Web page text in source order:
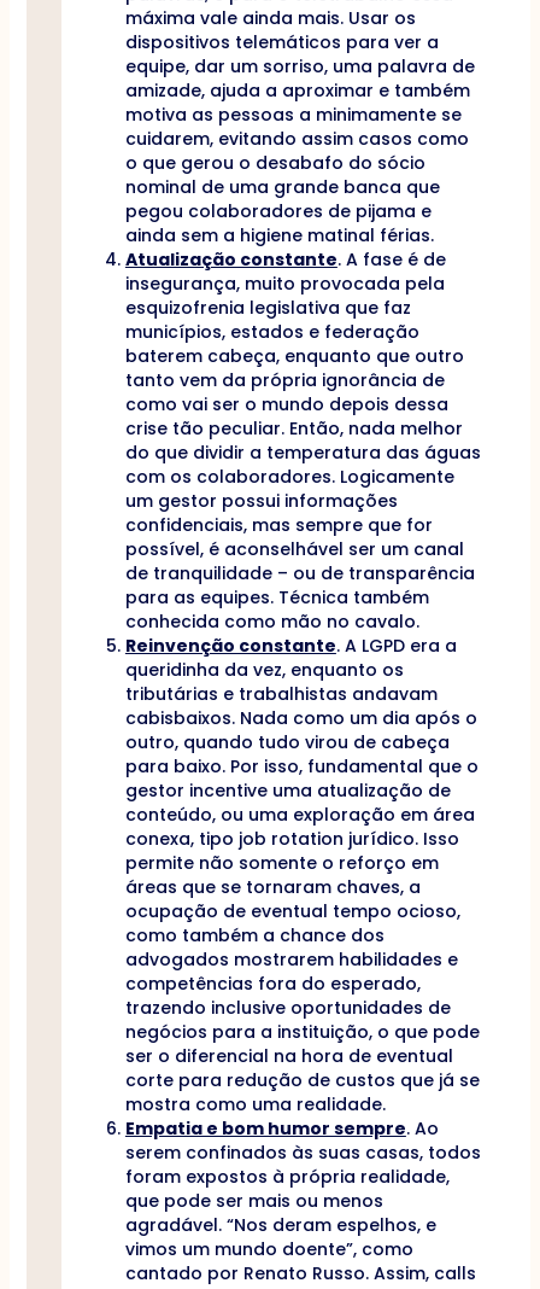
máxima vale ainda mais. Usar os
dispositivos telemáticos para ver a
equipe, dar um sorriso, uma palavra de
amizade, ajuda a aproximar e também
motiva as pessoas a minimamente se
cuidarem, evitando assim casos como
o que gerou o desabafo do sócio
nominal de uma grande banca que
pegou colaboradores de pijama e
ainda sem a higiene matinal férias.
Atualização constante. A fase é de
insegurança, muito provocada pela
esquizofrenia legislativa que faz
municípios, estados e federação
baterem cabeça, enquanto que outro
tanto vem da própria ignorância de
como vai ser o mundo depois dessa
crise tão peculiar. Então, nada melhor
do que dividir a temperatura das águas
com os colaboradores. Logicamente
um gestor possui informações
confidenciais, mas sempre que for
possível, é aconselhável ser um canal
de tranquilidade – ou de transparência
para as equipes. Técnica também
conhecida como mão no cavalo.
Reinvenção constante. A LGPD era a
queridinha da vez, enquanto os
tributárias e trabalhistas andavam
cabisbaixos. Nada como um dia após o
outro, quando tudo virou de cabeça
para baixo. Por isso, fundamental que o
gestor incentive uma atualização de
conteúdo, ou uma exploração em área
conexa, tipo job rotation jurídico. Isso
permite não somente o reforço em
áreas que se tornaram chaves, a
ocupação de eventual tempo ocioso,
como também a chance dos
advogados mostrarem habilidades e
competências fora do esperado,
trazendo inclusive oportunidades de
negócios para a instituição, o que pode
ser o diferencial na hora de eventual
corte para redução de custos que já se
mostra como uma realidade.
Empatia e bom humor sempre. Ao
serem confinados às suas casas, todos
foram expostos à própria realidade,
que pode ser mais ou menos
agradável. “Nos deram espelhos, e
vimos um mundo doente”, como
cantado por Renato Russo. Assim, calls